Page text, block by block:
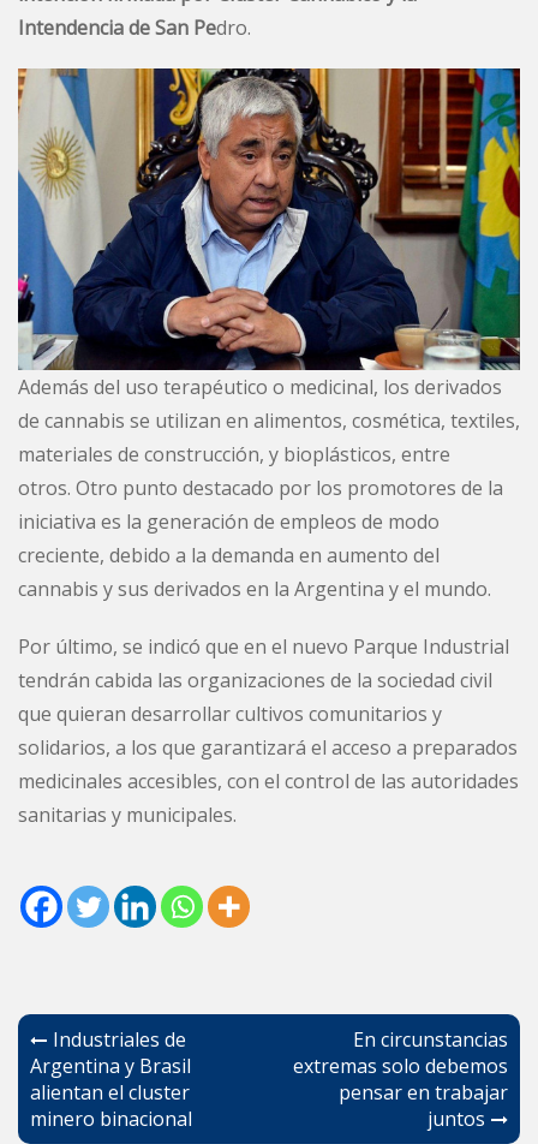
Intendencia de San Pedro.
Además del uso terapéutico o medicinal, los derivados
de cannabis se utilizan en alimentos, cosmética, textiles,
materiales de construcción, y bioplásticos, entre
otros. Otro punto destacado por los promotores de la
iniciativa es la generación de empleos de modo
creciente, debido a la demanda en aumento del
cannabis y sus derivados en la Argentina y el mundo.
Por último, se indicó que en el nuevo Parque Industrial
tendrán cabida las organizaciones de la sociedad civil
que quieran desarrollar cultivos comunitarios y
solidarios, a los que garantizará el acceso a preparados
medicinales accesibles, con el control de las autoridades
sanitarias y municipales.
Navegación
de
entradas
Industriales de
Argentina y Brasil
alientan el cluster
minero binacional
En circunstancias
extremas solo debemos
pensar en trabajar
juntos